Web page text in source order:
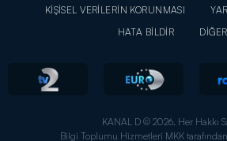
KİŞİSEL VERİLERİN KORUNMASI
HATA BİLDİR
DİĞER
KANAL D © 2026. Her Hakkı
Bilgi Toplumu Hizmetleri MKK